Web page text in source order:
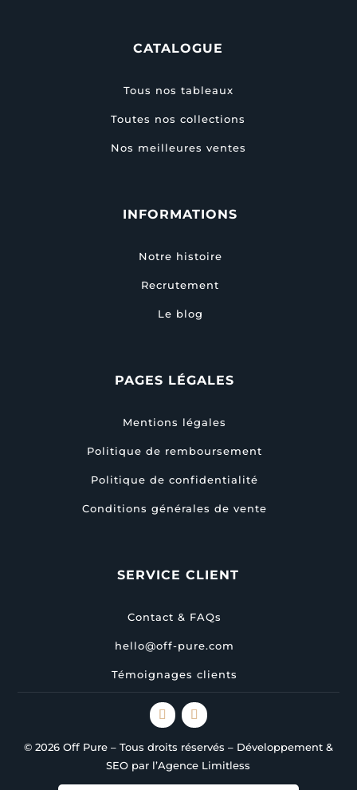
CATALOGUE
Tous nos tableaux
Toutes nos collections
Nos meilleures ventes
INFORMATIONS
Notre histoire
Recrutement
Le blog
PAGES LÉGALES
Mentions légales
Politique de remboursement
Politique de confidentialité
Conditions générales de vente
SERVICE CLIENT
Contact & FAQs
hello@off-pure.com
Témoignages clients
© 2026 Off Pure – Tous droits réservés – Développement &
SEO par l’Agence Limitless